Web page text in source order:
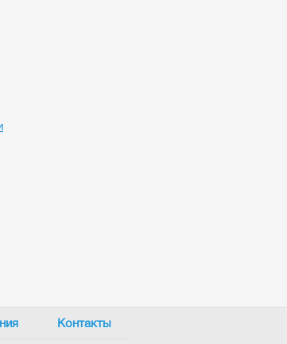
Контакты